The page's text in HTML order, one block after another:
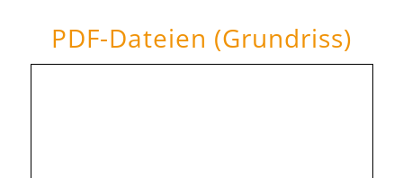
PDF-Dateien (Grundriss)